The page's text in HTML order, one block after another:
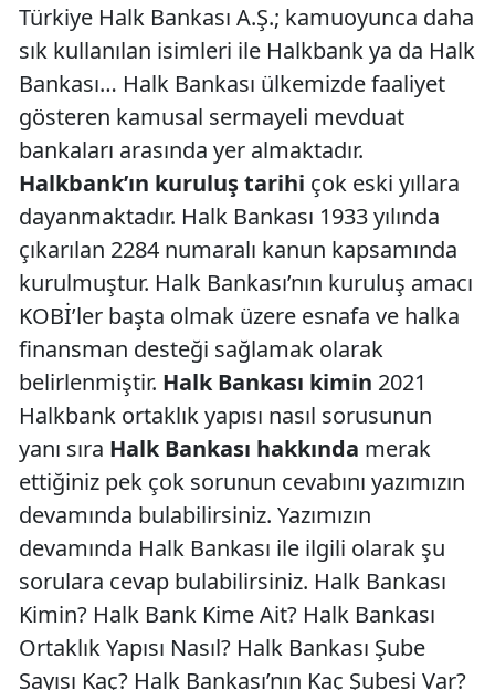
Türkiye Halk Bankası A.Ş.; kamuoyunca daha
sık kullanılan isimleri ile Halkbank ya da Halk
Bankası… Halk Bankası ülkemizde faaliyet
gösteren kamusal sermayeli mevduat
bankaları arasında yer almaktadır.
Halkbank’ın kuruluş tarihi çok eski yıllara
dayanmaktadır. Halk Bankası 1933 yılında
çıkarılan 2284 numaralı kanun kapsamında
kurulmuştur. Halk Bankası’nın kuruluş amacı
KOBİ’ler başta olmak üzere esnafa ve halka
finansman desteği sağlamak olarak
belirlenmiştir. Halk Bankası kimin 2021
Halkbank ortaklık yapısı nasıl sorusunun
yanı sıra Halk Bankası hakkında merak
ettiğiniz pek çok sorunun cevabını yazımızın
devamında bulabilirsiniz. Yazımızın
devamında Halk Bankası ile ilgili olarak şu
sorulara cevap bulabilirsiniz. Halk Bankası
Kimin? Halk Bank Kime Ait? Halk Bankası
Ortaklık Yapısı Nasıl? Halk Bankası Şube
Sayısı Kaç? Halk Bankası’nın Kaç Şubesi Var?